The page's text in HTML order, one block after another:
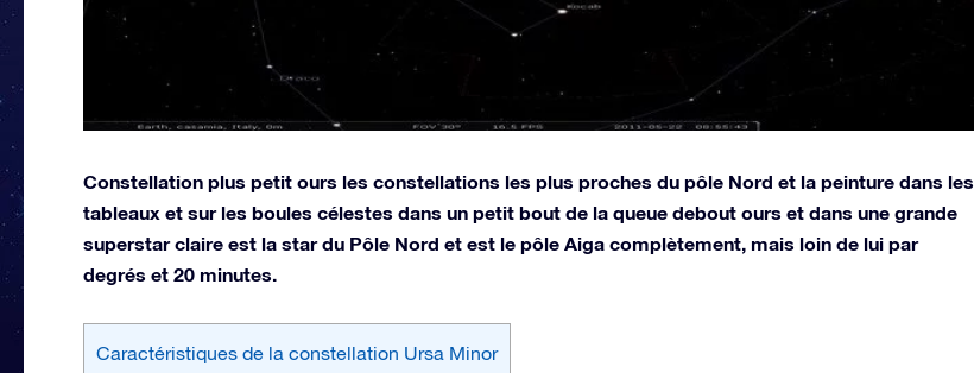
Constellation plus petit ours les constellations les plus proches du pôle Nord et la peinture dans les
tableaux et sur les boules célestes dans un petit bout de la queue debout ours et dans une grande
superstar claire est la star du Pôle Nord et est le pôle Aiga complètement, mais loin de lui par
degrés et 20 minutes.
Caractéristiques de la constellation Ursa Minor